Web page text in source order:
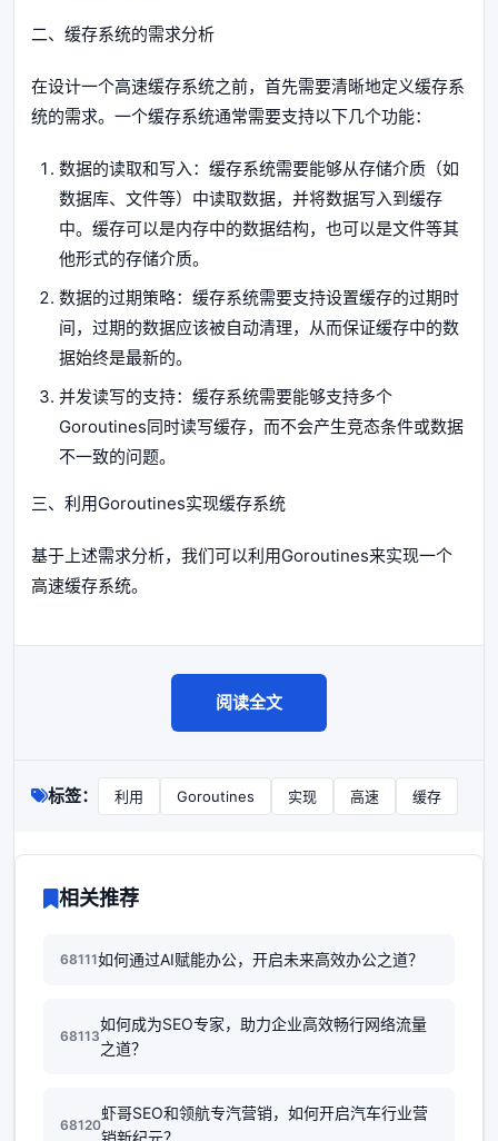
二、缓存系统的需求分析
在设计一个高速缓存系统之前，首先需要清晰地定义缓存系
统的需求。一个缓存系统通常需要支持以下几个功能：
数据的读取和写入：缓存系统需要能够从存储介质（如
数据库、文件等）中读取数据，并将数据写入到缓存
中。缓存可以是内存中的数据结构，也可以是文件等其
他形式的存储介质。
数据的过期策略：缓存系统需要支持设置缓存的过期时
间，过期的数据应该被自动清理，从而保证缓存中的数
据始终是最新的。
并发读写的支持：缓存系统需要能够支持多个
Goroutines同时读写缓存，而不会产生竞态条件或数据
不一致的问题。
三、利用Goroutines实现缓存系统
基于上述需求分析，我们可以利用Goroutines来实现一个
高速缓存系统。
阅读全文
标签： 利用 Goroutines 实现 高速 缓存
相关推荐
68111如何通过AI赋能办公，开启未来高效办公之道？
68113
如何成为SEO专家，助力企业高效畅行网络流量
之道？
68120
虾哥SEO和领航专汽营销，如何开启汽车行业营
销新纪元？